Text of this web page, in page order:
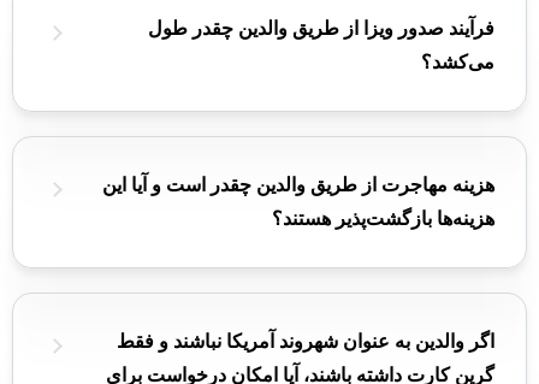
فرآیند صدور ویزا از طریق والدین چقدر طول
می‌کشد؟
مدت زمان صدور ویزا بسته به نوع ویزا (IR-1، IR-2، F3،
F4) و همچنین شرایط متقاضی و کشور مبدأ متفاوت
است و ممکن است بین چند ماه تا چند سال طول
بکشد.
هزینه مهاجرت از طریق والدین چقدر است و آیا این
هزینه‌ها بازگشت‌پذیر هستند؟
هزینه‌هایی شامل تکمیل فرم I-130، فرم DS-260،
معاینات پزشکی و هزینه USCIS وجود دارد. این هزینه‌ها
در صورت رد درخواست، قابل بازگشت نیستند.
اگر والدین به عنوان شهروند آمریکا نباشند و فقط
گرین کارت داشته باشند، آیا امکان درخواست برای